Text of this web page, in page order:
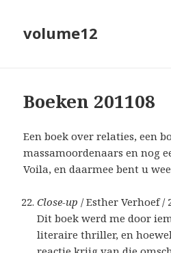
volume12
Boeken 201108
Een boek over relaties, een
massamoordenaars en nog
Voila, en daarmee bent u
Close-up / Esther Verhoef /
Dit boek werd me door
literaire thriller, en